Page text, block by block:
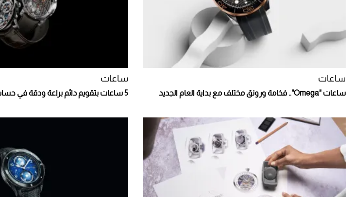
ساعات
ساعات "Omega".. فخامة ورونق مختلف مع بداية العام الجديد
ساعات
5 ساعات بتقويم دائم براعة ودقة في حساب التاريخ وأطوار القمر